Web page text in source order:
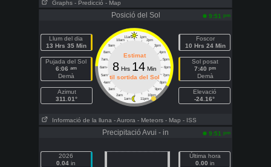
Graphs - Predicció - Map
Posició del Sol 9:51 pm
Llum del dia
13 Hrs 35 Min
Pujada del Sol
6:06 am
Demà
Azimut
311.01°
11am 1pm
10am 2pm
9am 3pm
8am 4pm
7am 5pm
6am 6pm
5am 7pm
4am 8pm
3am 9pm
2am 10pm
1am 11pm
Estimat
8Hrs 14Min
til sortida del Sol
Foscor
10 Hrs 24 Min
Sol posat
7:40 pm
Demà
Elevació
-24.16°
Informació de la lluna - Aurora - Meteors - Map - ISS
Precipitació Avui - in 9:51 pm
2026
0.04 in
Última hora
0.00 in